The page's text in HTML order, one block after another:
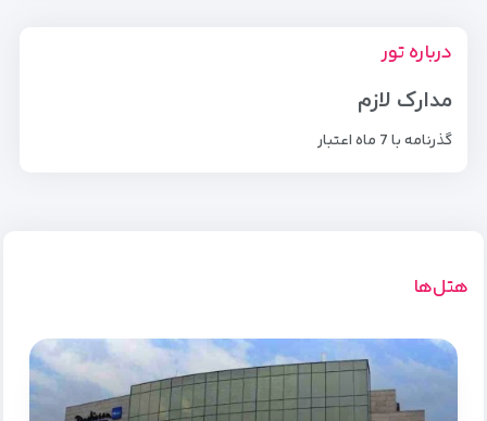
درباره تور
مدارک لازم
گذرنامه با 7 ماه اعتبار
هتل‌ها